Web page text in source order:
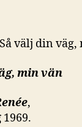
min vän
,
1969.